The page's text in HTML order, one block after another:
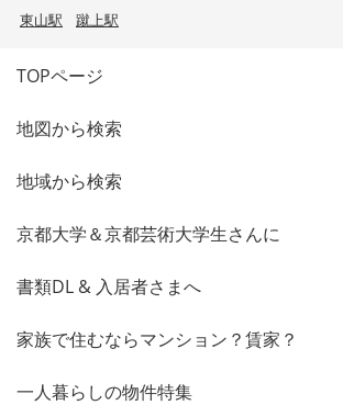
東山駅
蹴上駅
TOPページ
地図から検索
地域から検索
京都大学＆京都芸術大学生さんに
書類DL & 入居者さまへ
家族で住むならマンション？賃家？
一人暮らしの物件特集